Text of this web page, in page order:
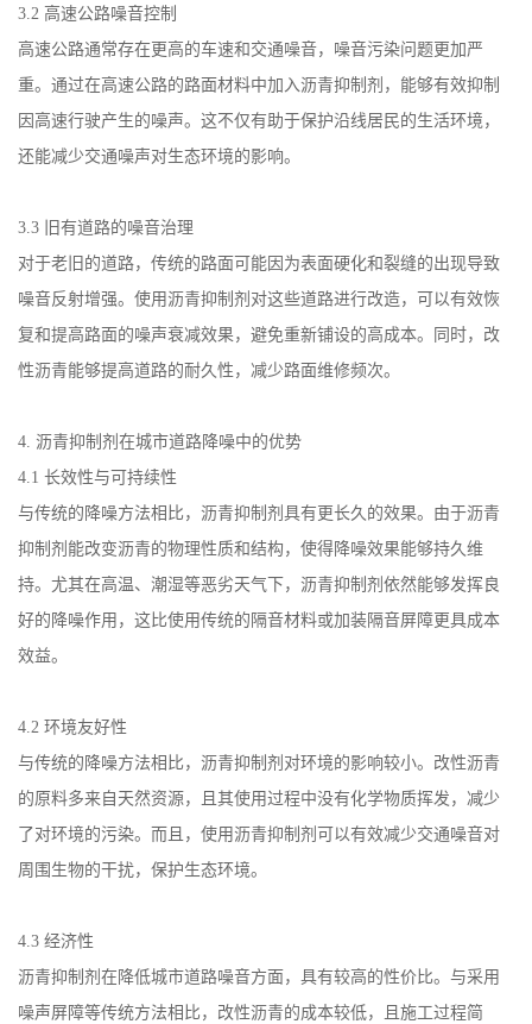
3.2 高速公路噪音控制
高速公路通常存在更高的车速和交通噪音，噪音污染问题更加严
重。通过在高速公路的路面材料中加入沥青抑制剂，能够有效抑制
因高速行驶产生的噪声。这不仅有助于保护沿线居民的生活环境，
还能减少交通噪声对生态环境的影响。
3.3
旧有道路的噪音治理
对于老旧的道路，传统的路面可能因为表面硬化和裂缝的出现导致
噪音反射增强。使用沥青抑制剂对这些道路进行改造，可以有效恢
复和提高路面的噪声衰减效果，避免重新铺设的高成本。同时，改
性沥青能够提高道路的耐久性，减少路面维修频次。
4. 沥青抑制剂在城市道路降噪中的优势
4.1 长效性与可持续性
与传统的降噪方法相比，沥青抑制剂具有更长久的效果。由于沥青
抑制剂能改变沥青的物理性质和结构，使得降噪效果能够持久维
持。尤其在高温、潮湿等恶劣天气下，沥青抑制剂依然能够发挥良
好的降噪作用，这比使用传统的隔音材料或加装隔音屏障更具成本
效益。
4.2 环境友好性
与传统的降噪方法相比，沥青抑制剂对环境的影响较小。改性沥青
的原料多来自天然资源，且其使用过程中没有化学物质挥发，减少
了对环境的污染。而且，使用沥青抑制剂可以有效减少交通噪音对
周围生物的干扰，保护生态环境。
4.3 经济性
沥青抑制剂在降低城市道路噪音方面，具有较高的性价比。与采用
噪声屏障等传统方法相比，改性沥青的成本较低，且施工过程简